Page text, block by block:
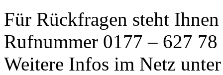
Für Rückfragen steht
Rufnummer 0177 – 627
Weitere Infos im Netz